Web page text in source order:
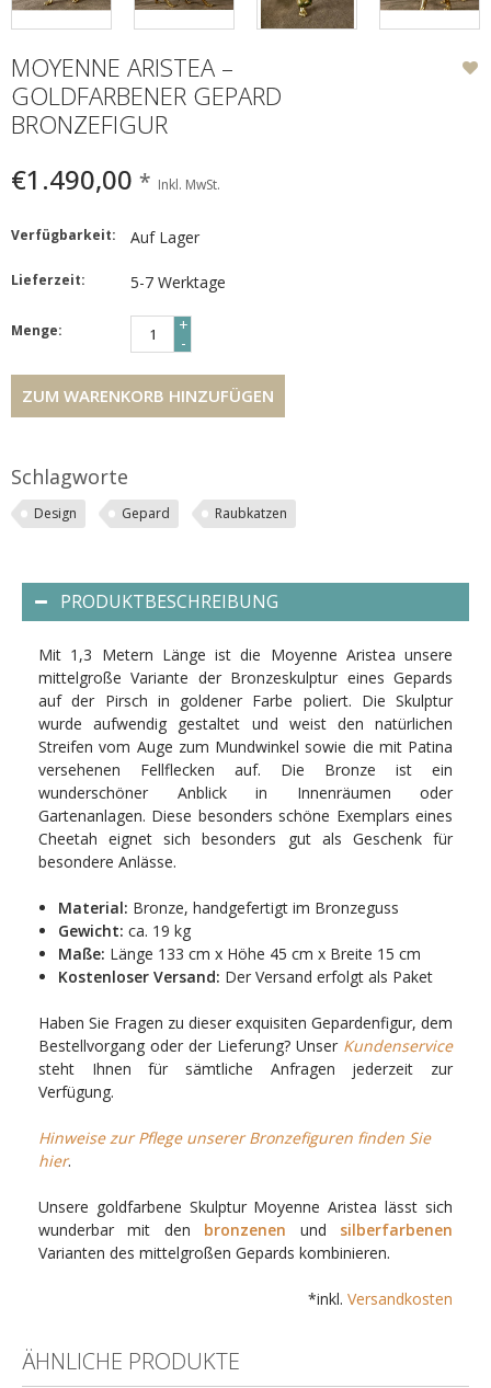
MOYENNE ARISTEA –
GOLDFARBENER GEPARD
BRONZEFIGUR
€1.490,00 * Inkl. MwSt.
Verfügbarkeit: Auf Lager
Lieferzeit: 5-7 Werktage
Menge:
+
-
ZUM WARENKORB HINZUFÜGEN
Schlagworte
Design Gepard Raubkatzen
PRODUKTBESCHREIBUNG
Mit 1,3 Metern Länge ist die Moyenne Aristea unsere
mittelgroße Variante der Bronzeskulptur eines Gepards
auf der Pirsch in goldener Farbe poliert. Die Skulptur
wurde aufwendig gestaltet und weist den natürlichen
Streifen vom Auge zum Mundwinkel sowie die mit Patina
versehenen Fellflecken auf. Die Bronze ist ein
wunderschöner Anblick in Innenräumen oder
Gartenanlagen. Diese besonders schöne Exemplars eines
Cheetah eignet sich besonders gut als Geschenk für
besondere Anlässe.
Material: Bronze, handgefertigt im Bronzeguss
Gewicht: ca. 19 kg
Maße: Länge 133 cm x Höhe 45 cm x Breite 15 cm
Kostenloser Versand: Der Versand erfolgt als Paket
Haben Sie Fragen zu dieser exquisiten Gepardenfigur, dem
Bestellvorgang oder der Lieferung? Unser Kundenservice
steht Ihnen für sämtliche Anfragen jederzeit zur
Verfügung.
Hinweise zur Pflege unserer Bronzefiguren finden Sie
hier.
Unsere goldfarbene Skulptur Moyenne Aristea lässt sich
wunderbar mit den bronzenen und silberfarbenen
Varianten des mittelgroßen Gepards kombinieren.
*inkl. Versandkosten
ÄHNLICHE PRODUKTE